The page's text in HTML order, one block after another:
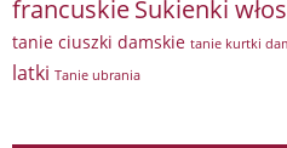
francuskieSukienki
tanie ciuszki damskie tanie kurtki
latki Tanie ubrania